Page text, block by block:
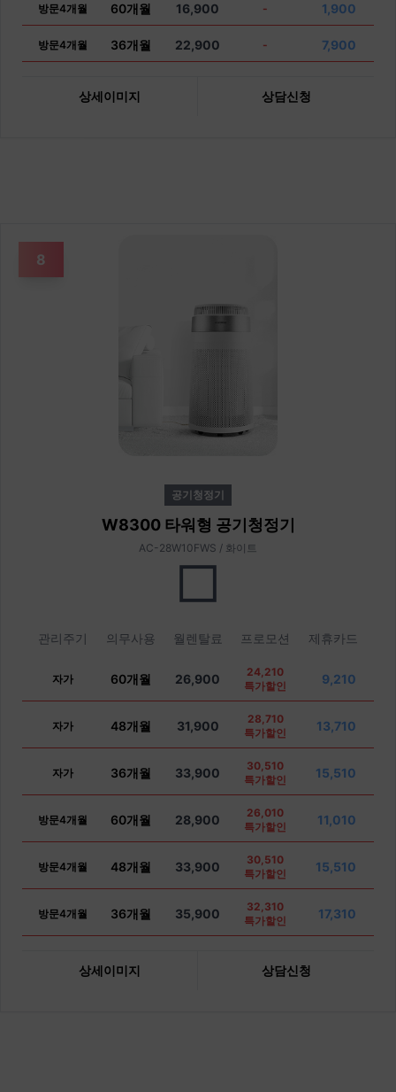
방문4개월 60개월 16,900 - 1,900
방문4개월 36개월 22,900 - 7,900
상세이미지 상담신청
8
공기청정기
W8300 타워형 공기청정기
AC-28W10FWS / 화이트
관리주기 의무사용 월렌탈료 프로모션 제휴카드
자가 60개월 26,900
24,210
특가할인
9,210
자가 48개월 31,900
28,710
특가할인
13,710
자가 36개월 33,900
30,510
특가할인
15,510
방문4개월 60개월 28,900
26,010
특가할인
11,010
방문4개월 48개월 33,900
30,510
특가할인
15,510
방문4개월 36개월 35,900
32,310
특가할인
17,310
상세이미지 상담신청